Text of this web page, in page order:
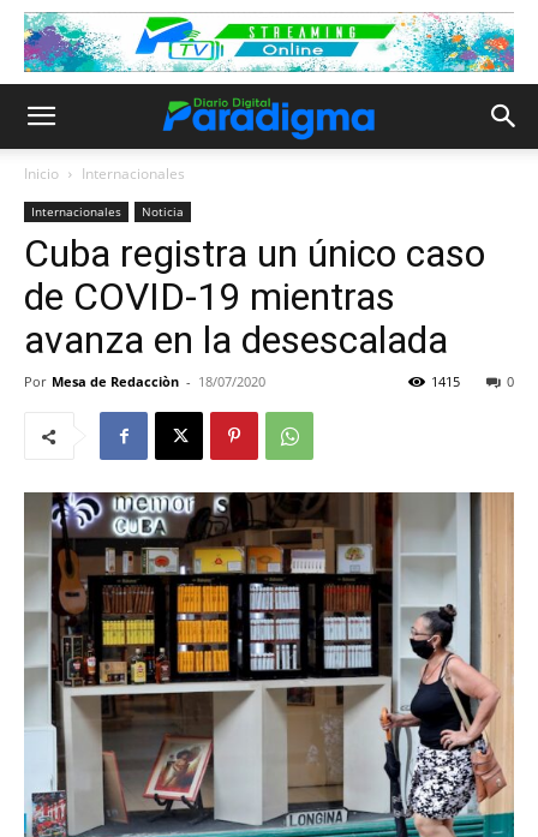
Inicio Internacionales
Internacionales Noticia
Cuba registra un único caso
de COVID-19 mientras
avanza en la desescalada
Por Mesa de Redacciòn - 18/07/2020 0
1415